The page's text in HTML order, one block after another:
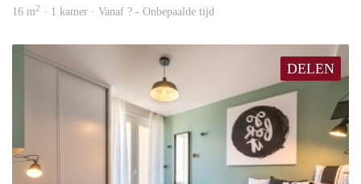
16 m2 · 1 kamer · Vanaf ? - Onbepaalde tijd
DELEN